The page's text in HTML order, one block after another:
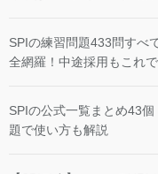
SPIの練習問題433問すべ
全網羅！中途採用もこれ
SPIの公式一覧まとめ43
題で使い方も解説